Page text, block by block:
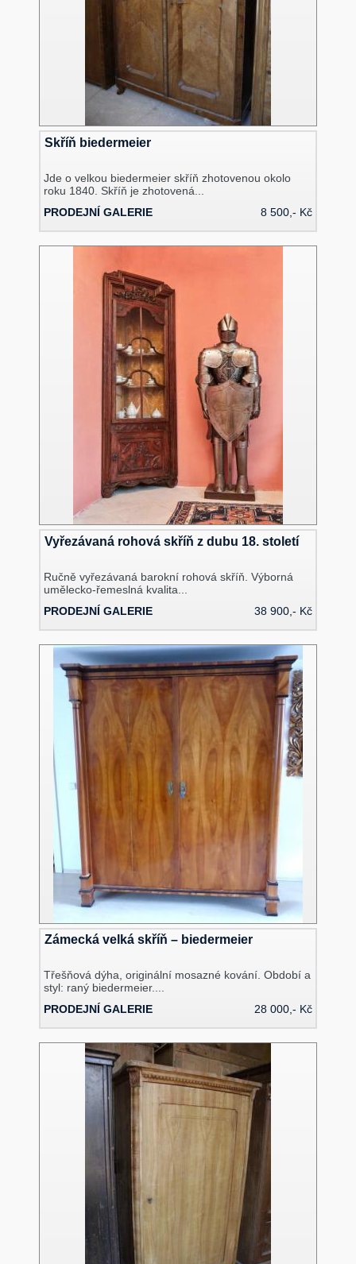
Skříň biedermeier
Jde o velkou biedermeier skříň zhotovenou okolo
roku 1840. Skříň je zhotovená...
PRODEJNÍ GALERIE
8 500,- Kč
Vyřezávaná rohová skříň z dubu 18. století
Ručně vyřezávaná barokní rohová skříň. Výborná
umělecko-řemeslná kvalita...
PRODEJNÍ GALERIE
38 900,- Kč
Zámecká velká skříň – biedermeier
Třešňová dýha, originální mosazné kování. Období a
styl: raný biedermeier....
PRODEJNÍ GALERIE
28 000,- Kč